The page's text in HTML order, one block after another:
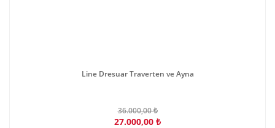
Line Dresuar Traverten ve Ayna
36.000,00 ₺
27.000,00 ₺